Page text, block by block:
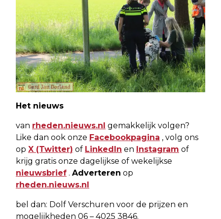
Het nieuws
van rheden.nieuws.nl gemakkelijk volgen?
Like dan ook onze Facebookpagina , volg ons
op X (Twitter) of LinkedIn en Instagram of
krijg gratis onze dagelijkse of wekelijkse
nieuwsbrief . Adverteren op
rheden.nieuws.nl
bel dan: Dolf Verschuren voor de prijzen en
mogelijkheden 06 – 4025 3846.